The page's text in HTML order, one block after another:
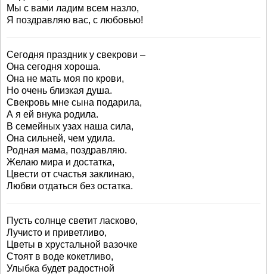
Мы с вами ладим всем назло,
Я поздравляю вас, с любовью!
Сегодня праздник у свекрови –
Она сегодня хороша.
Она не мать моя по крови,
Но очень близкая душа.
Свекровь мне сына подарила,
А я ей внука родила.
В семейных узах наша сила,
Она сильней, чем удила.
Родная мама, поздравляю.
Желаю мира и достатка,
Цвести от счастья заклинаю,
Любви отдаться без остатка.
Пусть солнце светит ласково,
Лучисто и приветливо,
Цветы в хрустальной вазочке
Стоят в воде кокетливо,
Улыбка будет радостной